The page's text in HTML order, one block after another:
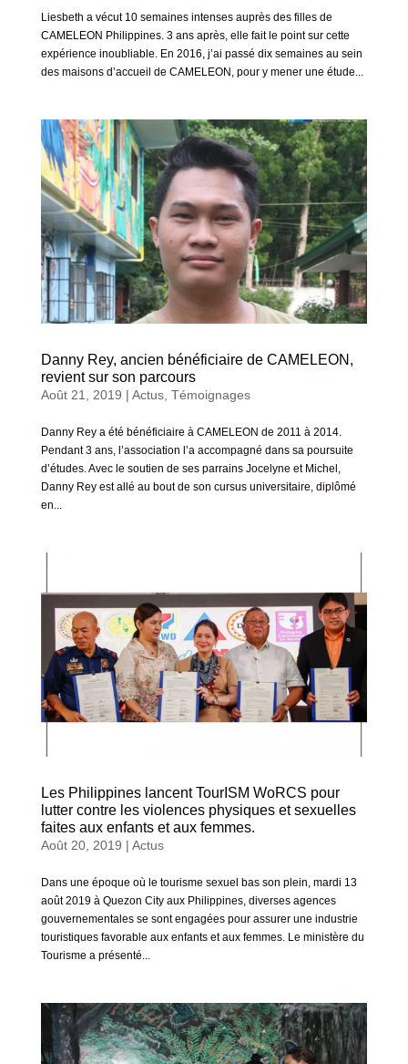
Liesbeth a vécut 10 semaines intenses auprès des filles de
CAMELEON Philippines. 3 ans après, elle fait le point sur cette
expérience inoubliable. En 2016, j’ai passé dix semaines au sein
des maisons d’accueil de CAMELEON, pour y mener une étude...
Danny Rey, ancien bénéficiaire de CAMELEON,
revient sur son parcours
Août 21, 2019 | Actus, Témoignages
Danny Rey a été bénéficiaire à CAMELEON de 2011 à 2014.
Pendant 3 ans, l’association l’a accompagné dans sa poursuite
d’études. Avec le soutien de ses parrains Jocelyne et Michel,
Danny Rey est allé au bout de son cursus universitaire, diplômé
en...
Les Philippines lancent TourISM WoRCS pour
lutter contre les violences physiques et sexuelles
faites aux enfants et aux femmes.
Août 20, 2019 | Actus
Dans une époque où le tourisme sexuel bas son plein, mardi 13
août 2019 à Quezon City aux Philippines, diverses agences
gouvernementales se sont engagées pour assurer une industrie
touristiques favorable aux enfants et aux femmes. Le ministère du
Tourisme a présenté...